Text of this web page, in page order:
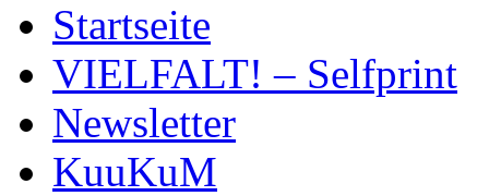
Startseite
VIELFALT! – Selfprint
Newsletter
KuuKuM